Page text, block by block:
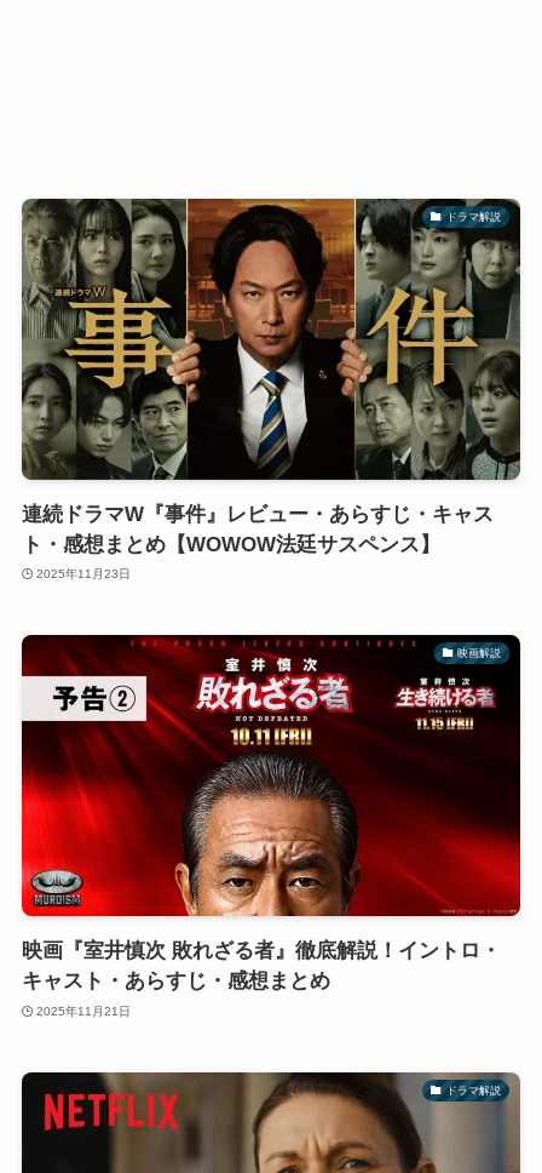
ドラマ解説
連続ドラマW『事件』レビュー・あらすじ・キャス
ト・感想まとめ【WOWOW法廷サスペンス】
2025年11月23日
映画解説
映画『室井慎次 敗れざる者』徹底解説！イントロ・
キャスト・あらすじ・感想まとめ
2025年11月21日
ドラマ解説